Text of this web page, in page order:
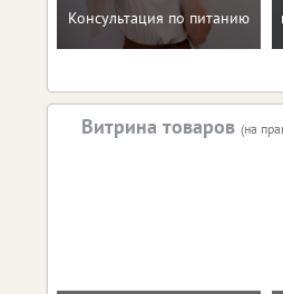
Консультация по питанию
Витрина товаров (на